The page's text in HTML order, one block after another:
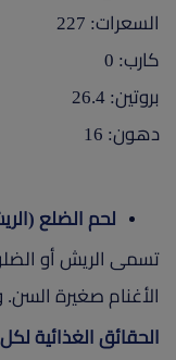
السعرات: 227
كارب: 0
بروتين: 26.4
دهون: 16
لحم الضلع
تسمى الريش أو
الأغنام صغيرة
الحقائق الغذائية لكل 100 جرام: